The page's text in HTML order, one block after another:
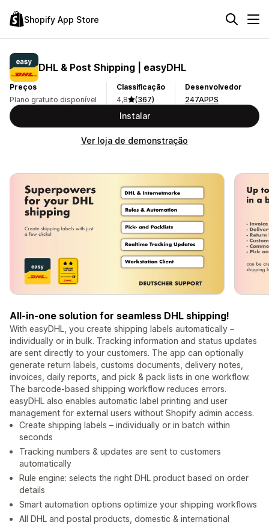
Shopify App Store
DHL & Post Shipping | easyDHL
Preços
Plano gratuito disponível
Classificação
4,8
(367)
Desenvolvedor
247APPS
Instalar
Ver loja de demonstração
All-in-one solution for seamless DHL shipping!
With easyDHL, you create shipping labels automatically –
individually or in bulk. Tracking information and status updates
are sent directly to your customers. The app can optionally
generate return labels, customs documents, delivery notes,
invoices, daily reports, and pick & pack lists in one workflow.
The barcode-based shipping workflow reduces errors.
easyDHL also enables automatic label printing and user
management for external users without Shopify admin access.
Create shipping labels – individually or in batch within
seconds
Tracking numbers & updates are sent to customers
automatically
Rule engine: selects the right DHL product based on order
details
Smart automation options optimize your shipping workflows
All DHL and postal products, domestic & international